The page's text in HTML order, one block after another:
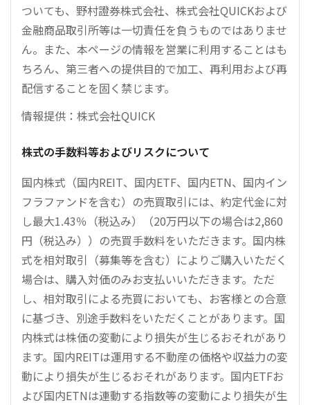
ついても、野村證券株式会社、株式会社QUICKおよび
金融商品取引所等は一切責任を負うものではありませ
ん。また、本ページの情報を営業に利用することはも
ちろん、第三者への提供目的で加工、再利用および再
配信することを固く禁じます。
情報提供：株式会社QUICK
株式の手数料等およびリスクについて
国内株式（国内REIT、国内ETF、国内ETN、国内イン
フラファンドを含む）の売買取引には、約定代金に対
し最大1.43％（税込み）（20万円以下の場合は2,860
円（税込み））の売買手数料をいただきます。国内株
式を相対取引（募集等を含む）によりご購入いただく
場合は、購入対価のみお支払いいただきます。ただ
し、相対取引による売買においても、お客様との合意
に基づき、別途手数料をいただくことがあります。国
内株式は株価の変動により損失が生じるおそれがあり
ます。国内REITは運用する不動産の価格や収益力の変
動により損失が生じるおそれがあります。国内ETFお
よび国内ETNは連動する指数等の変動により損失が生